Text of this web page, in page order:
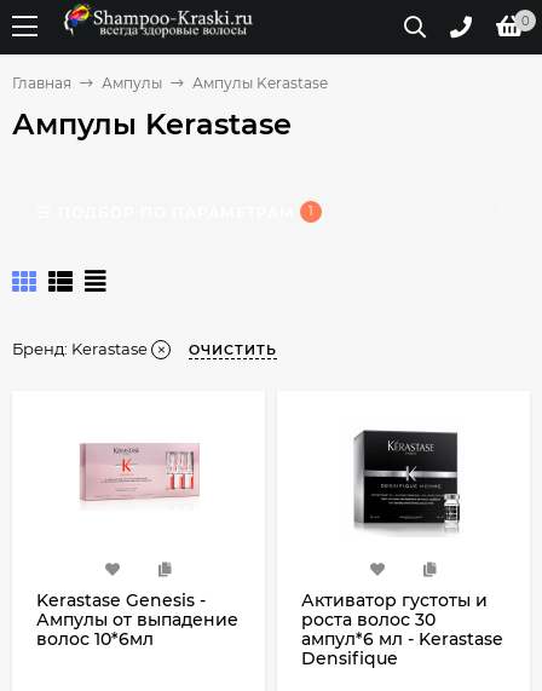
0
Главная Ампулы Ампулы Kerastase
Ампулы Kerastase
1
Бренд: Kerastase ОЧИСТИТЬ
Kerastase Genesis -
Ампулы от выпадение
волос 10*6мл
Активатор густоты и
роста волос 30
ампул*6 мл - Kerastase
Densifique